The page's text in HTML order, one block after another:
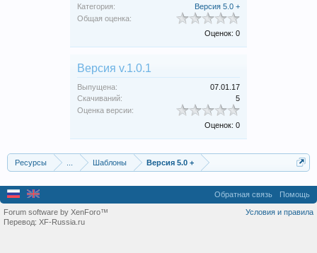
Категория:
Версия 5.0 +
Общая оценка:
Оценок: 0
Версия v.1.0.1
Выпущена:
07.01.17
Скачиваний:
5
Оценка версии:
Оценок: 0
Ресурсы Шаблоны Версия 5.0 +
Обратная связь Помощь
Условия и правила
Forum software by XenForo™
Перевод: XF-Russia.ru